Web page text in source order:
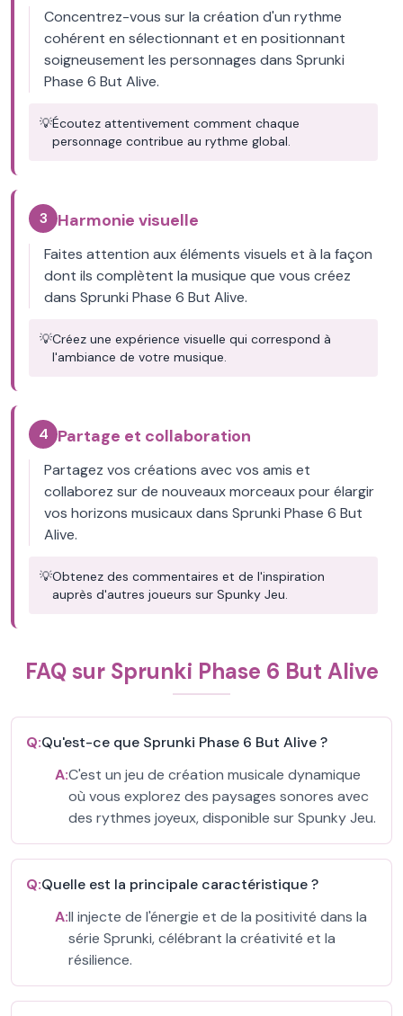
Concentrez-vous sur la création d'un rythme
cohérent en sélectionnant et en positionnant
soigneusement les personnages dans Sprunki
Phase 6 But Alive.
💡Écoutez attentivement comment chaque
personnage contribue au rythme global.
3 Harmonie visuelle
Faites attention aux éléments visuels et à la façon
dont ils complètent la musique que vous créez
dans Sprunki Phase 6 But Alive.
💡Créez une expérience visuelle qui correspond à
l'ambiance de votre musique.
4 Partage et collaboration
Partagez vos créations avec vos amis et
collaborez sur de nouveaux morceaux pour élargir
vos horizons musicaux dans Sprunki Phase 6 But
Alive.
💡Obtenez des commentaires et de l'inspiration
auprès d'autres joueurs sur Spunky Jeu.
FAQ sur Sprunki Phase 6 But Alive
Q:Qu'est-ce que Sprunki Phase 6 But Alive ?
A:C'est un jeu de création musicale dynamique
où vous explorez des paysages sonores avec
des rythmes joyeux, disponible sur Spunky Jeu.
Q:Quelle est la principale caractéristique ?
A:Il injecte de l'énergie et de la positivité dans la
série Sprunki, célébrant la créativité et la
résilience.